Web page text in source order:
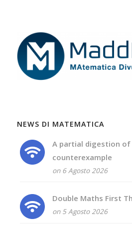
NEWS DI MATEMATICA
A partial digestion of
counterexample
on 6 Agosto 2026
Double Maths First
on 5 Agosto 2026